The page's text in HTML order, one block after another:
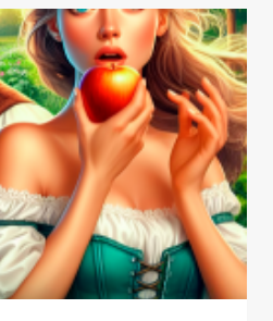
РУЧКИ
(АЛТАРЯ)